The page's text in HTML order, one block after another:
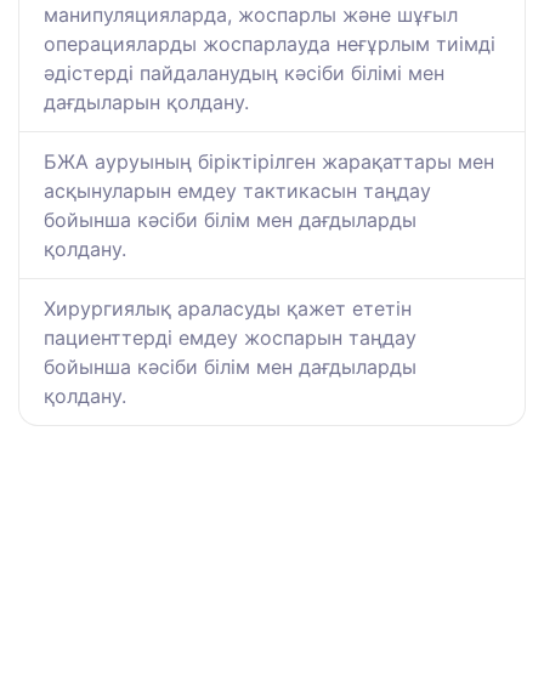
манипуляцияларда, жоспарлы және шұғыл
операцияларды жоспарлауда неғұрлым тиімді
әдістерді пайдаланудың кәсіби білімі мен
дағдыларын қолдану.
БЖА ауруының біріктірілген жарақаттары мен
асқынуларын емдеу тактикасын таңдау
бойынша кәсіби білім мен дағдыларды
қолдану.
Хирургиялық араласуды қажет ететін
пациенттерді емдеу жоспарын таңдау
бойынша кәсіби білім мен дағдыларды
қолдану.